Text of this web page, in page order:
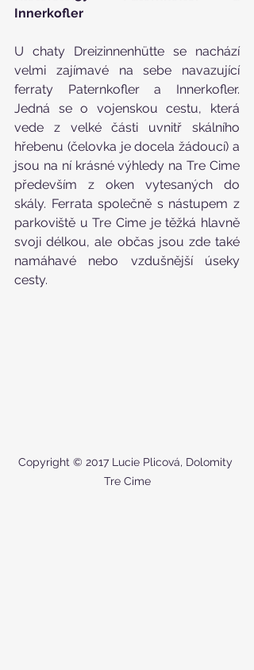
Innerkofler
U chaty Dreizinnenhütte se nachází
velmi zajímavé na sebe navazující
ferraty Paternkofler a Innerkofler.
Jedná se o vojenskou cestu, která
vede z velké části uvnitř skálního
hřebenu (čelovka je docela žádoucí) a
jsou na ní krásné výhledy na Tre Cime
především z oken vytesaných do
skály. Ferrata společně s nástupem z
parkoviště u Tre Cime je těžká hlavně
svoji délkou, ale občas jsou zde také
namáhavé nebo vzdušnější úseky
cesty.
Copyright © 2017 Lucie Plicová, Dolomity
Tre Cime